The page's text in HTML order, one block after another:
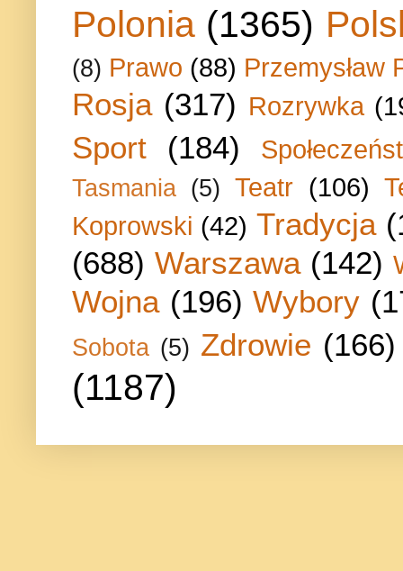
Polonia (1365)
(8) Prawo (88) Przemysław
Rosja (317) Rozrywka
Sport (184)
Tasmania (5) Teatr (106)
Koprowski (42) Tradycja
(688) Warszawa (142)
Wojna (196) Wybory
Sobota (5) Zdrowie (166)
(1187)